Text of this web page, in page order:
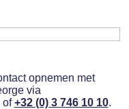
opnemen met
via
of+32 (0) 3 746 10 10.